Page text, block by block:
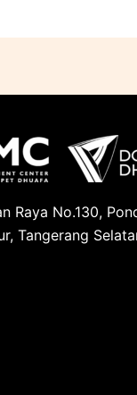
Raya No.130,
Tangerang